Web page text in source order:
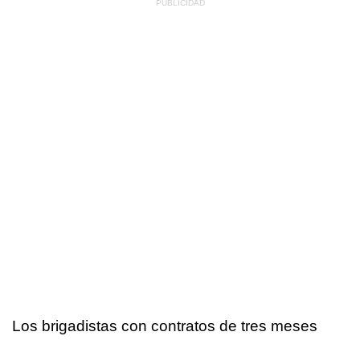
Los brigadistas con contratos de tres meses